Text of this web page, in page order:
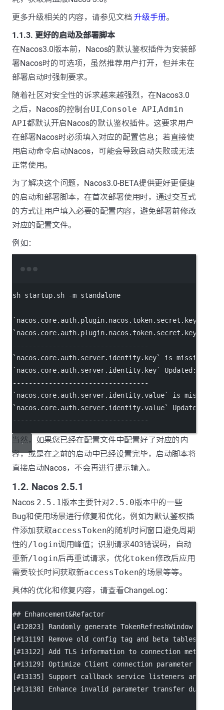
更多升级相关的内容，请参见文档 升级手册。
1.1.3. 更好的启动及部署脚本
在Nacos3.0版本前，Nacos的默认鉴权插件为安装部
署Nacos时的可选项，虽然推荐用户打开，但并未在
部署启动时强制要求。
随着社区对安全性的诉求越来越强烈，在Nacos3.0
之后，Nacos的控制台UI,Console API,Admin
API都默认开启Nacos的默认鉴权插件。这要求用户
在部署Nacos时必须填入对应的配置信息；若直接使
用启动命令启动Nacos，可能会导致启动失败或无法
正常使用。
为了解决这个问题，Nacos3.0-BETA提供更好更便捷
的启动和部署脚本，在首次部署使用时，通过交互式
的方式让用户填入必要的配置内容，避免部署前修改
对应的配置文件。
例如：
sh startup.sh -m standalone
` nacos.core.auth.plugin.nacos.token.secret.key
` nacos.core.auth.plugin.nacos.token.secret.key
----------------------------------
` nacos.core.auth.server.identity.key` is missing,
` nacos.core.auth.server.identity.key`
Updated:
----------------------------------
` nacos.core.auth.server.identity.value` is missing,
` nacos.core.auth.server.identity.value`
Updated:
----------------------------------
当然，如果您已经在配置文件中配置好了对应的内
容，或是在之前的启动中已经设置完毕，启动脚本将
直接启动Nacos，不会再进行提示输入。
1.2. Nacos 2.5.1
Nacos 2.5.1 版本主要针对2.5.0版本中的一些
Bug和使用场景进行修复和优化，例如为默认鉴权插
件添加获取accessToken的随机时间窗口避免周期
性的/login调用峰值；识别请求403错误码，自动
重新/login后再重试请求，优化token修改后应用
需要较长时间获取新accessToken的场景等等。
具体的优化和修复内容，请查看ChangeLog：
## Enhancement&Refactor
[#12823] Randomly generate TokenRefreshWindow
[#13119] Remove old config tag and beta tables,
[#13122] Add TLS information to connection meta so
[#13129] Optimize Client connection parameter
[#13135] Support callback service listeners anyway
[#13138] Enhance invalid parameter transfer during